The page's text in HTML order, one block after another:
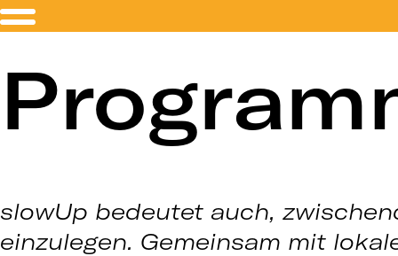
slowUp bedeutet auch,
einzulegen. Gemeinsam mit